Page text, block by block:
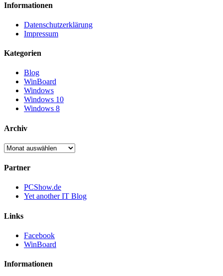
Informationen
Datenschutzerklärung
Impressum
Kategorien
Blog
WinBoard
Windows
Windows 10
Windows 8
Archiv
Archiv
Partner
PCShow.de
Yet another IT Blog
Links
Facebook
WinBoard
Informationen